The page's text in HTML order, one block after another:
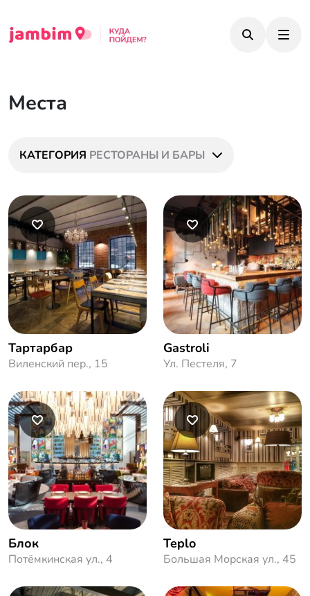
Места
КАТЕГОРИЯ РЕСТОРАНЫ И БАРЫ
Тартарбар
Виленский пер., 15
Gastroli
Ул. Пестеля, 7
Блок
Потёмкинская ул., 4
Teplo
Большая Морская ул., 45